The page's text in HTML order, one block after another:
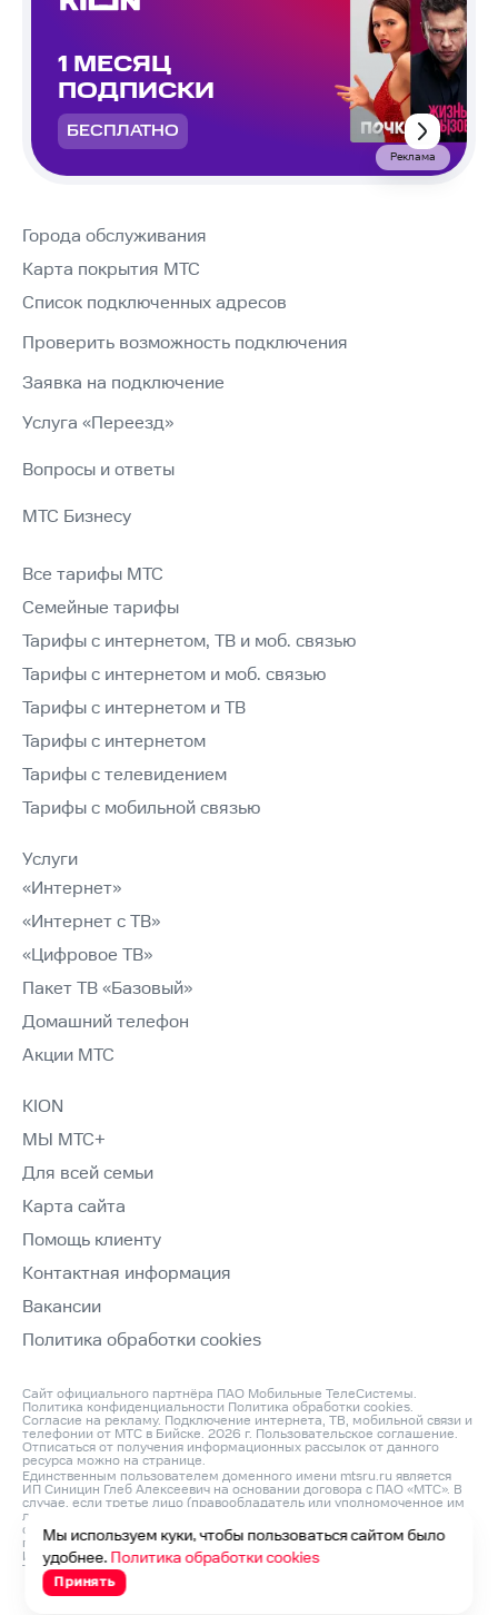
1 МЕСЯЦ
ПОДПИСКИ
БЕСПЛАТНО
Реклама
Города обслуживания
Карта покрытия МТС
Список подключенных адресов
Проверить возможность подключения
Заявка на подключение
Услуга «Переезд»
Вопросы и ответы
МТС Бизнесу
Все тарифы МТС
Семейные тарифы
Тарифы с интернетом, ТВ и моб. связью
Тарифы с интернетом и моб. связью
Тарифы с интернетом и ТВ
Тарифы с интернетом
Тарифы с телевидением
Тарифы с мобильной связью
Услуги
«Интернет»
«Интернет с ТВ»
«Цифровое ТВ»
Пакет ТВ «Базовый»
Домашний телефон
Акции МТС
KION
МЫ МТС+
Для всей семьи
Карта сайта
Помощь клиенту
Контактная информация
Вакансии
Политика обработки cookies
Сайт официального партнёра ПАО Мобильные ТелеСистемы.
Политика конфиденциальности Политика обработки cookies.
Согласие на рекламу. Подключение интернета, ТВ, мобильной связи и
телефонии от МТС в Бийске. 2026 г. Пользовательское соглашение.
Отписаться от получения информационных рассылок от данного
ресурса можно на странице.
Единственным пользователем доменного имени mtsru.ru является
ИП Синицин Глеб Алексеевич на основании договора с ПАО «МТС». В
случае, если третье лицо (правообладатель или уполномоченное им
лицо) считает, что его права на объект интеллектуальной
собственности нарушаются, он может направить претензию
по адресу: ИП Синицин Глеб Алексеевич, ОГРНИП: 312760420200042,
ИНН: 760411045260, Юр. Адрес 150046, Россия, Ярославль г,
Титова ул, д. 14 корп 3, оф.кв. 54 и по e‑mail:
Мы используем куки, чтобы пользоваться сайтом было
удобнее. Политика обработки cookies
Принять